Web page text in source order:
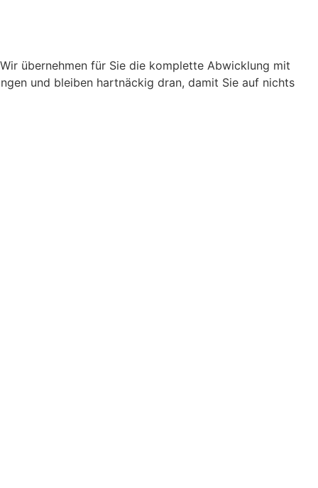
übernehmen für Sie die komplette Abwicklung mit
und bleiben hartnäckig dran, damit Sie auf nichts